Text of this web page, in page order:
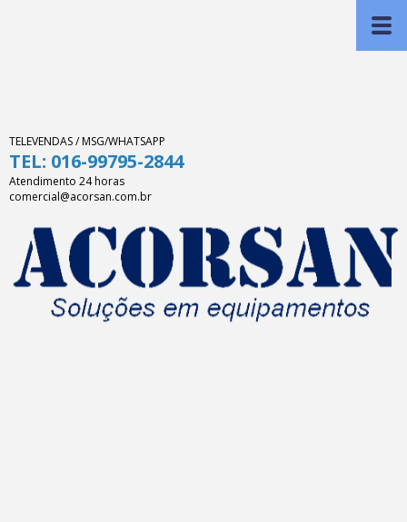
TELEVENDAS / MSG/WHATSAPP
TEL: 016-99795-2844
Atendimento 24 horas
comercial@acorsan.com.br